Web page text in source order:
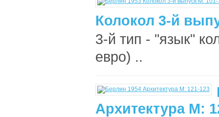
Колокол 3-й
3-й тип - "язык"
евро) ..
Архитектура М: